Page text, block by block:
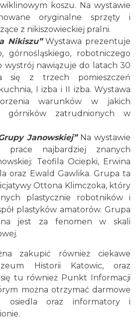
koszu. Na wystawie
oryginalne sprzęty i
z nikiszowieckiej pralni.
Nikiszu”Wystawa prezentuje
górnośląskiego, robotniczego
wystrój nawiązuje do latach 30
się z trzech pomieszczeń
I izba i II izba. Wystawa
warunków w jakich
górników zatrudnionych w
Janowskiej”Na wystawie
prace najbardziej znanych
Teofila Ociepki, Erwina
oraz Ewald Gawlika. Grupa ta
Ottona Klimczoka, który
plastycznie robotników i
plastyków amatorów. Grupa
jest za fenomen w skali
zakupić również ciekawe
Historii Katowic, oraz
tu również Punkt Informacji
można otrzymać darmowe
osiedla oraz informatory i